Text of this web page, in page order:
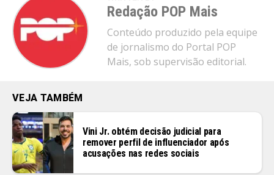
Redação POP Mais
Conteúdo produzido pela equipe
de jornalismo do Portal POP
Mais, sob supervisão editorial.
VEJA TAMBÉM
Vini Jr. obtém decisão judicial para
remover perfil de influenciador após
acusações nas redes sociais